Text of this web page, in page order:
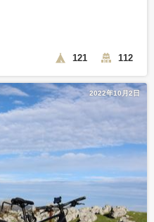
121 112
2022年10月2日